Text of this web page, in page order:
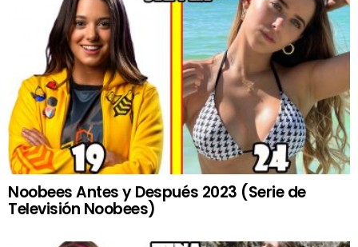
Noobees Antes y Después 2023 (Serie de
Televisión Noobees)